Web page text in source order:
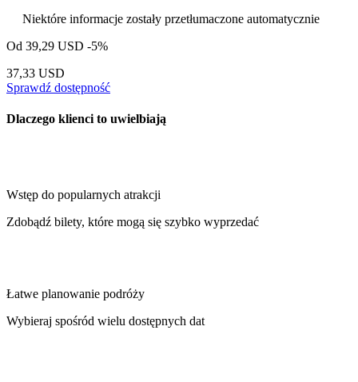
Niektóre informacje zostały przetłumaczone automatycznie
Od 39,29 USD -5%
37,33 USD
Sprawdź dostępność
Dlaczego klienci to uwielbiają
Wstęp do popularnych atrakcji
Zdobądź bilety, które mogą się szybko wyprzedać
Łatwe planowanie podróży
Wybieraj spośród wielu dostępnych dat